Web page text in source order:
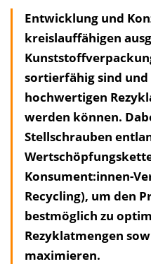
Entwicklung und
kreislauffähigen
sortierfähig sind
hochwertigen
werden können.
Stellschrauben
Konsument:innen-
Recycling), um den
bestmöglich zu
Rezyklatmengen
maximieren.